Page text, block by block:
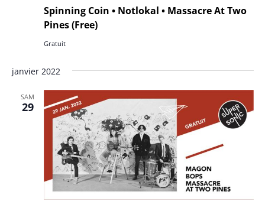
Spinning Coin • Notlokal • Massacre At Two
Pines (Free)
Gratuit
janvier 2022
SAM
29